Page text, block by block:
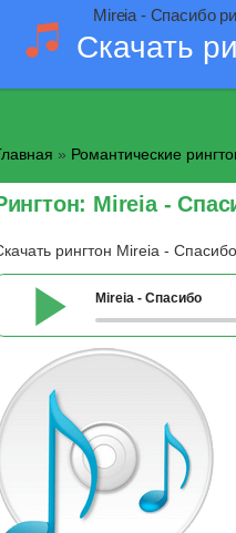
Mireia - Спасибо
Скачать
» Романтические
Mireia -
рингтон Mireia -
Mireia - Спасибо